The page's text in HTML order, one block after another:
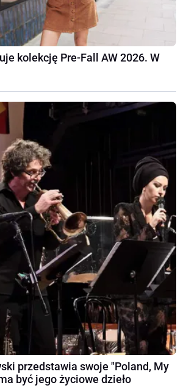
kolekcję Pre-Fall AW 2026. W
przedstawia swoje "Poland, My
być jego życiowe dzieło